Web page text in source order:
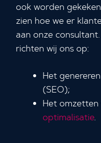
ook worden
zien hoe we er
aan onze
richten wij ons op:
Het
(SEO);
Het omzetten
optimalisatie.